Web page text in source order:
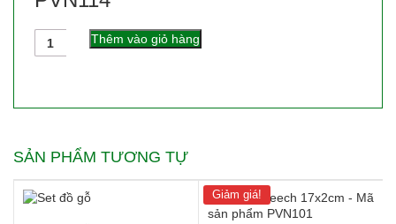
Số
lượng
Thêm vào giỏ hàng
SẢN PHẨM TƯƠNG TỰ
Giảm giá!